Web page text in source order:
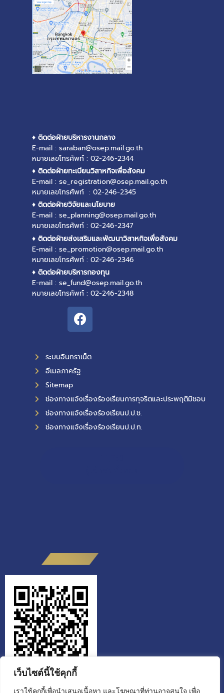
เว็บไซต์นี้ใช้คุกกี้
เราใช้คุกกี้เพื่อนำเสนอเนื้อหา และโฆษณาที่ท่านอาจสนใจ เพื่อ
♦ ติดต่อฝ่ายบริหารงานกลาง
E-mail : saraban@osep.mail.go.th
หมายเลขโทรศัพท์ : 02-246-2344
♦ ติดต่อฝ่ายทะเบียนวิสาหกิจเพื่อสังคม
E-mail : se_registration@osep.mail.go.th
หมายเลขโทรศัพท์ : 02-246-2345
♦ ติดต่อฝ่ายวิจัยและนโยบาย
E-mail : se_planning@osep.mail.go.th
หมายเลขโทรศัพท์ : 02-246-2347
♦ ติดต่อฝ่ายส่งเสริมและพัฒนาวิสาหกิจเพื่อสังคม
E-mail : se_promotion@osep.mail.go.th
หมายเลขโทรศัพท์ : 02-246-2346
♦ ติดต่อฝ่ายบริหารกองทุน
E-mail : se_fund@osep.mail.go.th
หมายเลขโทรศัพท์ : 02-246-2348
ระบบอินทราเน็ต
อีเมลภาครัฐ
Sitemap
ช่องทางแจ้งเรื่องร้องเรียนการทุจริตและประพฤติมิชอบ
ช่องทางแจ้งเรื่องร้องเรียนป.ป.ช.
ช่องทางแจ้งเรื่องร้องเรียนป.ป.ท.